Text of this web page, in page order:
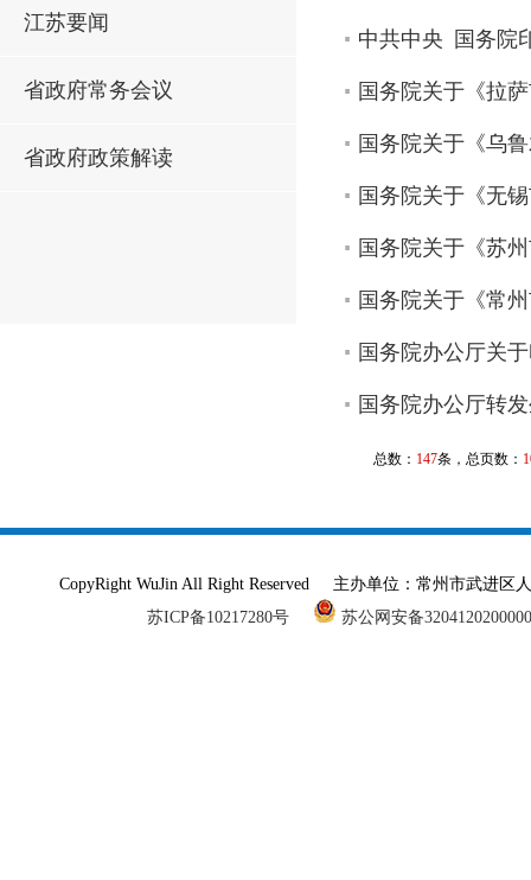
江苏要闻
省政府常务会议
省政府政策解读
中共中央 国务院
国务院关于《拉
国务院关于《乌
国务院关于《无
国务院关于《苏
国务院关于《常
国务院办公厅关
国务院办公厅转
总数： 147条，总页数：
CopyRight WuJin All Right Reserved 主办单位：常州市武进
苏ICP备10217280号
苏公网安备